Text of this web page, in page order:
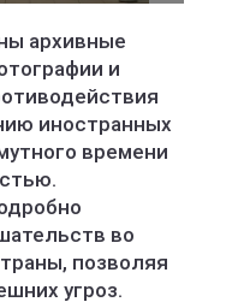
архивные
и
иностранных
времени
во
позволяя
угроз.